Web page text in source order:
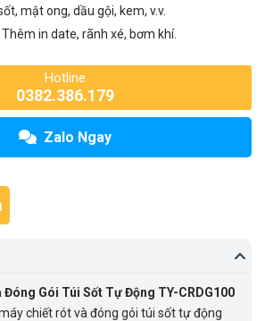
mật ong, dầu gội, kem, v.v.
in date, rãnh xé, bơm khí.
Hotline
0382.386.179
Zalo Ngay
Đóng Gói Túi Sốt Tự Động TY-CRDG100
chiết rót và đóng gói túi sốt tự động